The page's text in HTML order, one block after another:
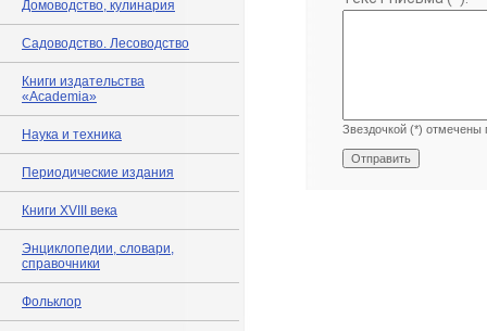
Домоводство, кулинария
Садоводство. Лесоводство
Книги издательства
«Academia»
Наука и техника
Периодические издания
Книги XVIII века
Энциклопедии, словари,
справочники
Фольклор
Звездочкой (*) отмечены